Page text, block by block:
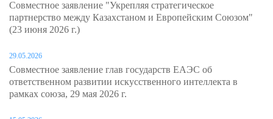
Совместное заявление "Укрепляя стратегическое
партнерство между Казахстаном и Европейским Союзом"
(23 июня 2026 г.)
29.05.2026
Совместное заявление глав государств ЕАЭС об
ответственном развитии искусственного интеллекта в
рамках союза, 29 мая 2026 г.